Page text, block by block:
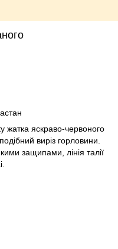
жатка яскраво-червоного
виріз горловини.
защипами, лінія талії